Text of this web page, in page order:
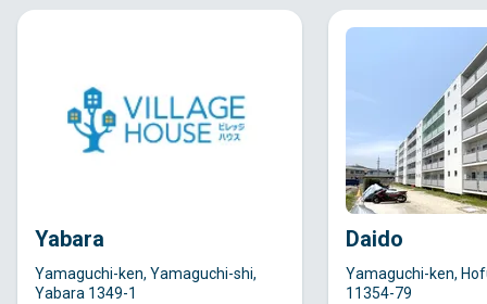
Yabara
Yamaguchi-ken, Yamaguchi-shi,
Yabara 1349-1
Daido
Yamaguchi-ken,
11354-79